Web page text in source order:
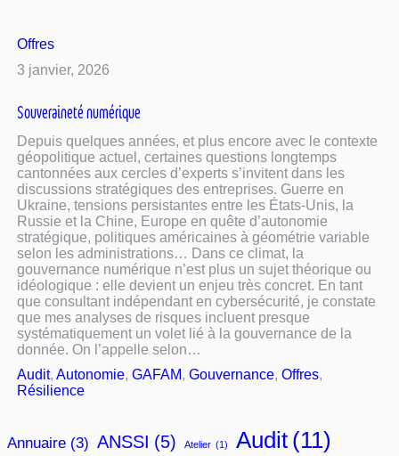
Offres
3 janvier, 2026
Souveraineté numérique
Depuis quelques années, et plus encore avec le contexte
géopolitique actuel, certaines questions longtemps
cantonnées aux cercles d’experts s’invitent dans les
discussions stratégiques des entreprises. Guerre en
Ukraine, tensions persistantes entre les États-Unis, la
Russie et la Chine, Europe en quête d’autonomie
stratégique, politiques américaines à géométrie variable
selon les administrations… Dans ce climat, la
gouvernance numérique n’est plus un sujet théorique ou
idéologique : elle devient un enjeu très concret. En tant
que consultant indépendant en cybersécurité, je constate
que mes analyses de risques incluent presque
systématiquement un volet lié à la gouvernance de la
donnée. On l’appelle selon…
Audit, Autonomie, GAFAM, Gouvernance, Offres
Résilience
Annuaire (3) ANSSI (5) Atelier (1) Audit (11)